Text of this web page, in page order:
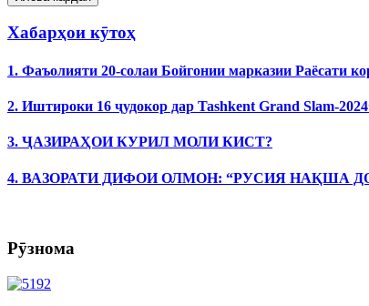
Хабарҳои кӯтоҳ
1. Фаъолияти 20-солаи Бойгонии марказии Раёсати
2. Иштироки 16 ҷудокор дар Tashkent Grand Slam-
3. ҶАЗИРАҲОИ КУРИЛ МОЛИ КИСТ?
4. ВАЗОРАТИ ДИФОИ ОЛМОН: “РУСИЯ НАҚША
Рӯзнома